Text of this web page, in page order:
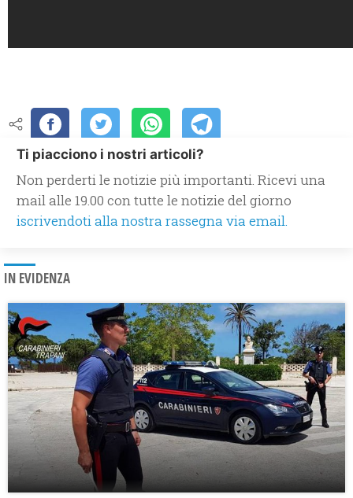
Ti piacciono i nostri articoli?
Non perderti le notizie più importanti. Ricevi una
mail alle 19.00 con tutte le notizie del giorno
iscrivendoti alla nostra rassegna via email.
IN EVIDENZA